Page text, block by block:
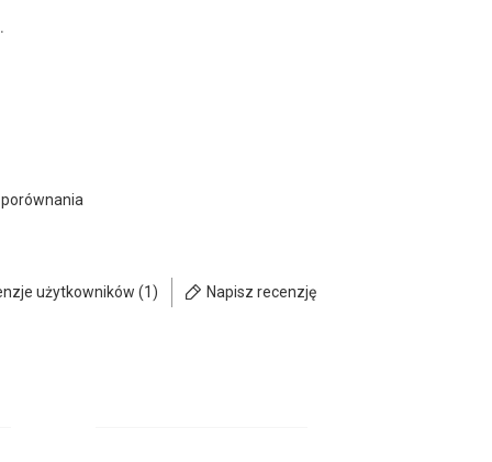
użytkowników (1) Napisz recenzję